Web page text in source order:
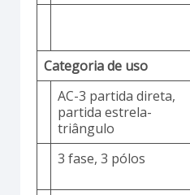
Categoria de uso
AC-3 partida direta,
partida estrela-
triângulo
3 fase, 3 pólos